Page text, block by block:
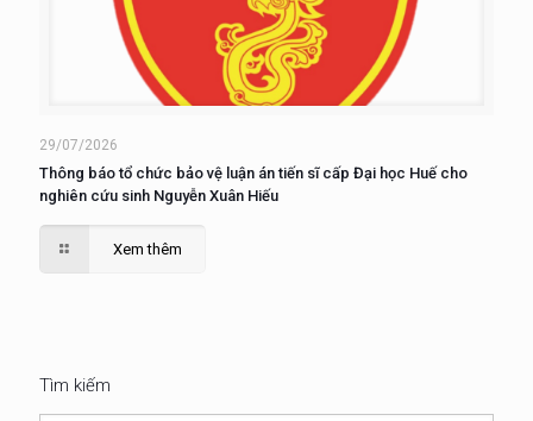
29/07/2026
Thông báo tổ chức bảo vệ luận án tiến sĩ cấp Đại học Huế cho
nghiên cứu sinh Nguyễn Xuân Hiếu
Xem thêm
Tìm kiếm